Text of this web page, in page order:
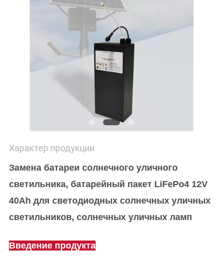
Характер продукции
Замена батареи солнечного уличного
светильника, батарейный пакет LiFePo4 12V
40Ah для светодиодных солнечных уличных
светильников, солнечных уличных ламп
Введение продукта